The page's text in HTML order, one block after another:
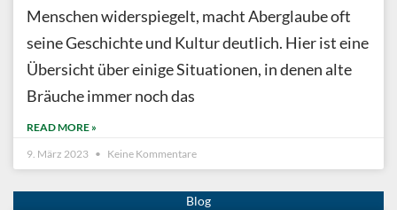
Menschen widerspiegelt, macht Aberglaube oft
seine Geschichte und Kultur deutlich. Hier ist eine
Übersicht über einige Situationen, in denen alte
Bräuche immer noch das
READ MORE »
9. März 2023
Keine Kommentare